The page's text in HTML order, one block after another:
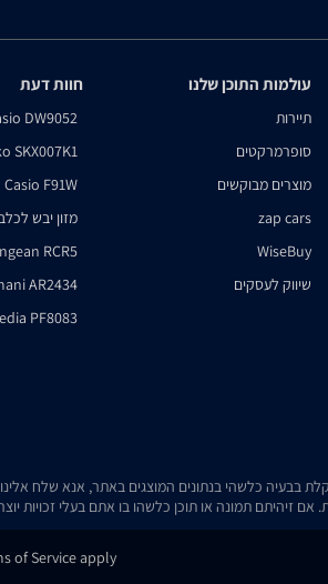
עולמות התוכן שלנו
תיירות
סופרמרקטים
מוצרים מבוקשים
zap cars
WiseBuy
שיווק לעסקים
חוות דעת
DW9052
SKX007K1
Casio F91W
מזון יבש
RCR5
AR2434
PF8083
זיהיתם תמונה או תוכן כלשהו בו אתם בעלי זכויות
of Serviceapply